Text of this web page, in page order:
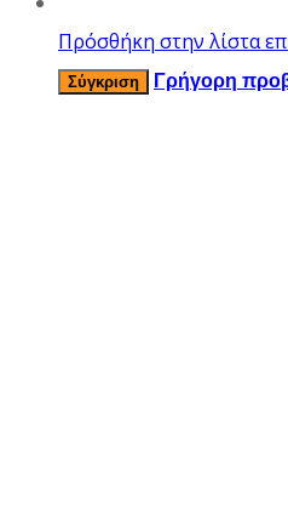
Πρόσθήκη στην λίστα
Σύγκριση Γρήγορη